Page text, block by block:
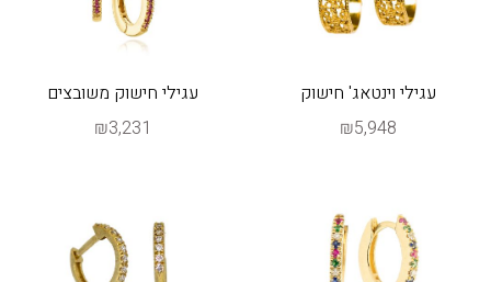
עגילי וינטאג' חישוק
₪5,948
עגילי חישוק משובצים
₪3,231